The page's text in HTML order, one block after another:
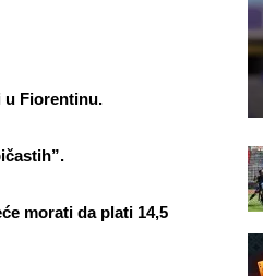
u Fiorentinu.
morati da plati 14,5